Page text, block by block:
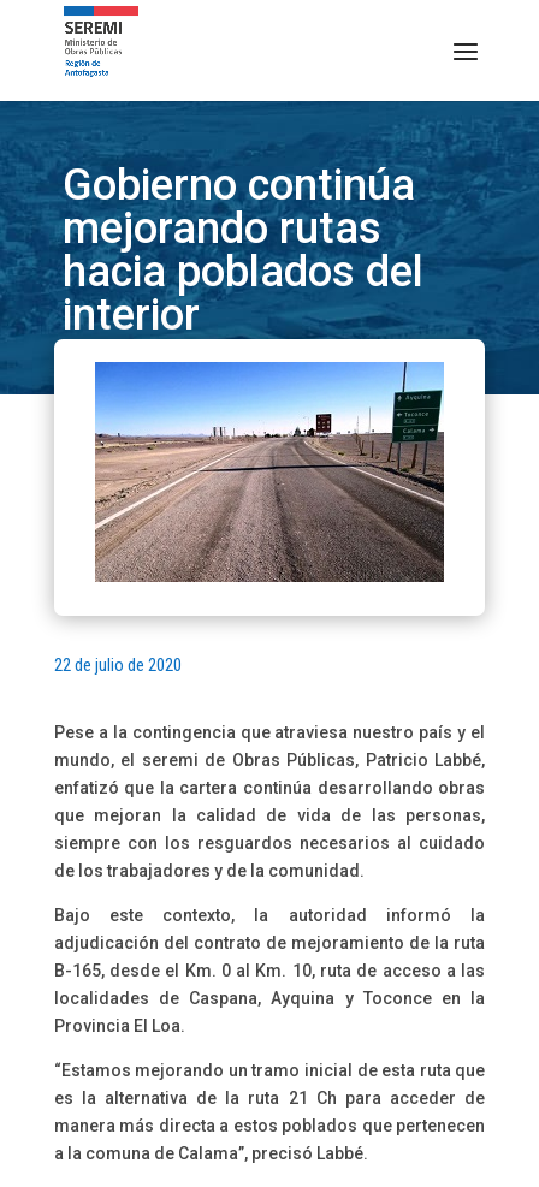
Gobierno continúa
mejorando rutas
hacia poblados del
interior
22 de julio de 2020
Pese a la contingencia que atraviesa nuestro país y el
mundo, el seremi de Obras Públicas, Patricio Labbé,
enfatizó que la cartera continúa desarrollando obras
que mejoran la calidad de vida de las personas,
siempre con los resguardos necesarios al cuidado
de los trabajadores y de la comunidad.
Bajo este contexto, la autoridad informó la
adjudicación del contrato de mejoramiento de la ruta
B-165, desde el Km. 0 al Km. 10, ruta de acceso a las
localidades de Caspana, Ayquina y Toconce en la
Provincia El Loa.
“Estamos mejorando un tramo inicial de esta ruta que
es la alternativa de la ruta 21 Ch para acceder de
manera más directa a estos poblados que pertenecen
a la comuna de Calama”, precisó Labbé.